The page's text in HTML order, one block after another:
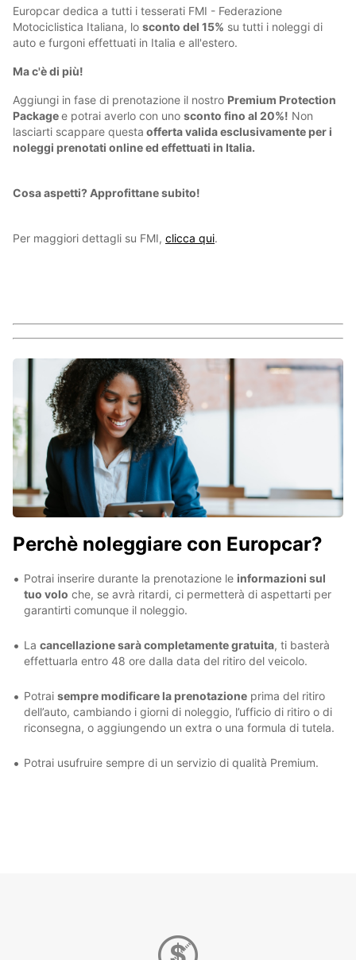
Europcar dedica a tutti i tesserati FMI - Federazione
Motociclistica Italiana, lo sconto del 15% su tutti i noleggi di
auto e furgoni effettuati in Italia e all'estero.
Ma c'è di più!
Aggiungi in fase di prenotazione il nostro Premium Protection
Packagee potrai averlo con uno sconto fino al 20%! Non
lasciarti scappare questa offerta valida esclusivamente per i
noleggi prenotati online ed effettuati in Italia.
Cosa aspetti? Approfittane subito!
Per maggiori dettagli su FMI, clicca qui.
Perchè noleggiare con Europcar?
Potrai inserire durante la prenotazione le informazioni sul
tuo volo che, se avrà ritardi, ci permetterà di aspettarti per
garantirti comunque il noleggio.
La cancellazione sarà completamente gratuita, ti basterà
effettuarla entro 48 ore dalla data del ritiro del veicolo.
Potrai sempre modificare la prenotazione prima del ritiro
dell’auto, cambiando i giorni di noleggio, l’ufficio di ritiro o di
riconsegna, o aggiungendo un extra o una formula di tutela.
Potrai usufruire sempre di un servizio di qualità Premium.